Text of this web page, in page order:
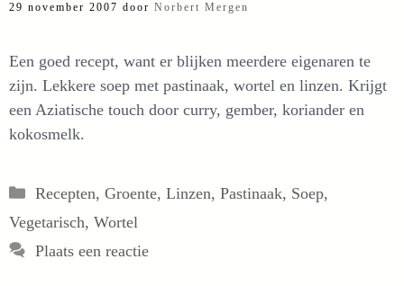
29 november 2007 door Norbert Mergen
Een goed recept, want er blijken meerdere eigenaren te
zijn. Lekkere soep met pastinaak, wortel en linzen. Krijgt
een Aziatische touch door curry, gember, koriander en
kokosmelk.
Categorieën
Recepten, Groente, Linzen, Pastinaak, Soep,
Vegetarisch, Wortel
Plaats een reactie